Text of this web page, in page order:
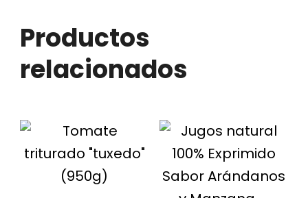
Productos
relacionados